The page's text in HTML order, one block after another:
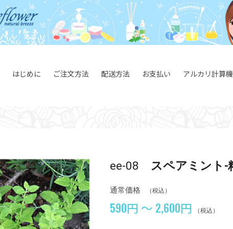
はじめに ご注文方法 配送方法 お支払い アルカリ計算機
ee-08 スペアミント-
通常価格 （税込）
590円 ～ 2,600円 （税込）